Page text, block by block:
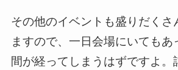
その他のイベントも盛りだくさ
ますので、一日会場にいてもあ
間が経ってしまうはずですよ。